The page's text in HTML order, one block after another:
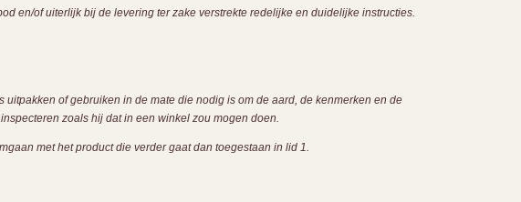
en/of uiterlijk bij de levering ter zake verstrekte redelijke en duidelijke instructies.
of gebruiken in de mate die nodig is om de aard, de kenmerken en de
zoals hij dat in een winkel zou mogen doen.
met het product die verder gaat dan toegestaan in lid 1.